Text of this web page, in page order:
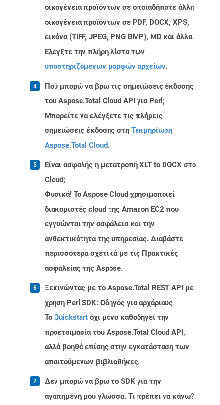
οικογένεια προϊόντων σε οποιαδήποτε άλλη
οικογένεια προϊόντων σε PDF, DOCX, XPS,
εικόνα (TIFF, JPEG, PNG BMP), MD και άλλα.
Ελέγξτε την πλήρη λίστα των
υποστηριζόμενων μορφών αρχείων.
Πού μπορώ να βρω τις σημειώσεις έκδοσης
του Aspose.Total Cloud API για Perl;
Μπορείτε να ελέγξετε τις πλήρεις
σημειώσεις έκδοσης στη Τεκμηρίωση
Aspose.Total Cloud.
Είναι ασφαλής η μετατροπή XLT to DOCX στο
Cloud;
Φυσικά! Το Aspose Cloud χρησιμοποιεί
διακομιστές cloud της Amazon EC2 που
εγγυώνται την ασφάλεια και την
ανθεκτικότητα της υπηρεσίας. Διαβάστε
περισσότερα σχετικά με τις Πρακτικές
ασφαλείας της Aspose.
Ξεκινώντας με το Aspose.Total REST API με
χρήση Perl SDK: Οδηγός για αρχάριους
Το Quickstart όχι μόνο καθοδηγεί την
προετοιμασία του Aspose.Total Cloud API,
αλλά βοηθά επίσης στην εγκατάσταση των
απαιτούμενων βιβλιοθήκες.
Δεν μπορώ να βρω το SDK για την
αγαπημένη μου γλώσσα. Τι πρέπει να κάνω?